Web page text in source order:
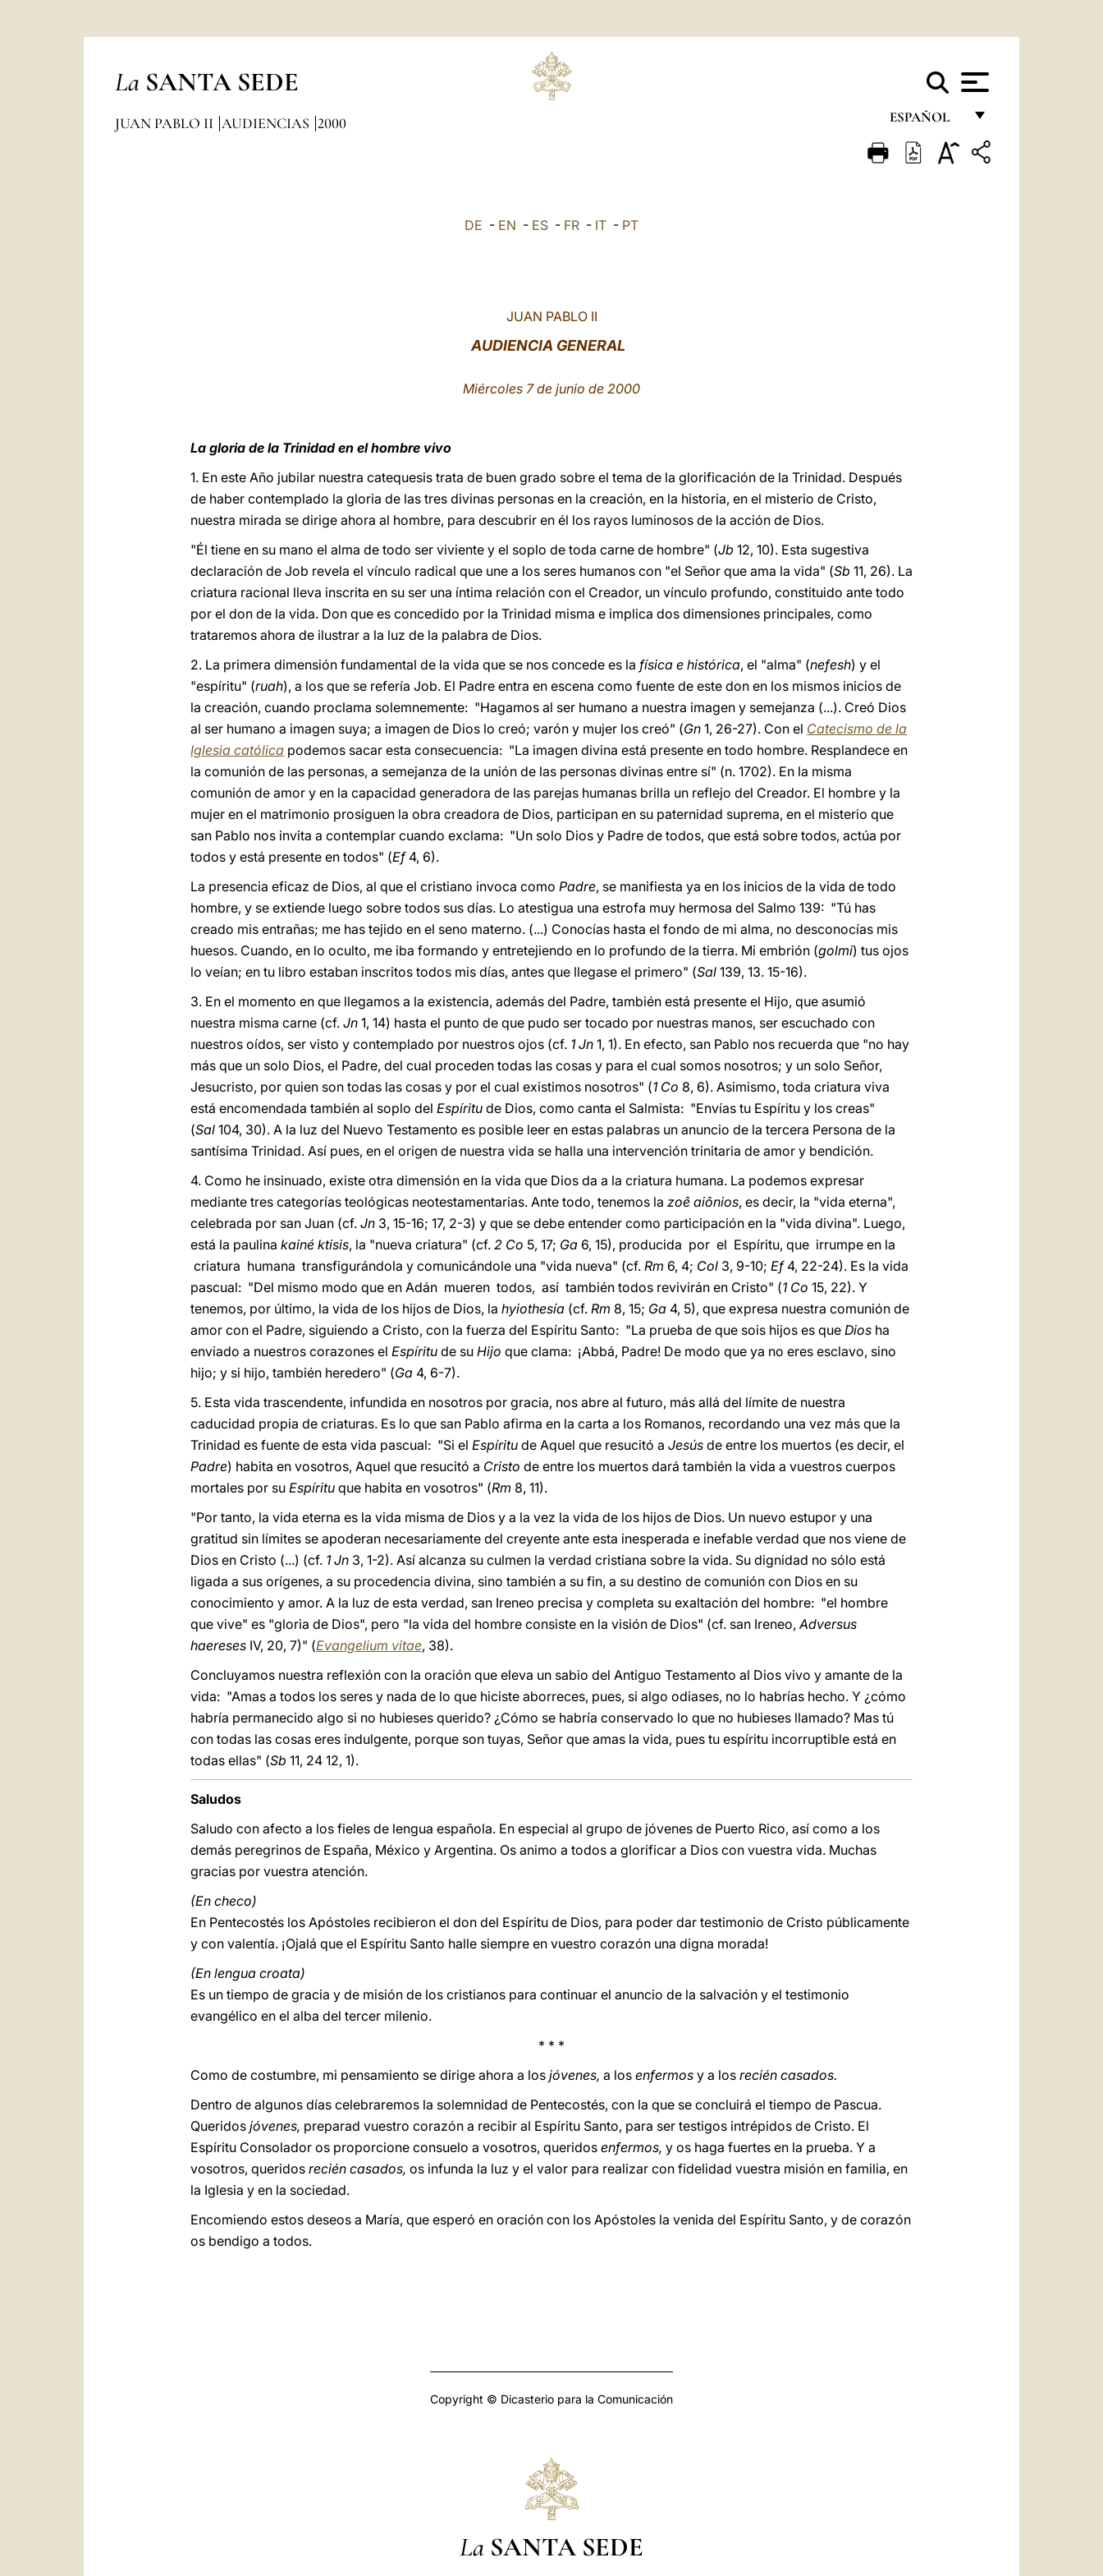
La SANTA SEDE
ESPAÑOL
FRANÇAIS
JUAN PABLO II AUDIENCIAS 2000
DE - EN - ES - FR - IT - PT
JUAN PABLO II
AUDIENCIA GENERAL
Miércoles 7 de junio de 2000
La gloria de la Trinidad en el hombre vivo
1. En este Año jubilar nuestra catequesis trata de buen grado sobre el tema de la glorificación de la Trinidad. Después
de haber contemplado la gloria de las tres divinas personas en la creación, en la historia, en el misterio de Cristo,
nuestra mirada se dirige ahora al hombre, para descubrir en él los rayos luminosos de la acción de Dios.
"Él tiene en su mano el alma de todo ser viviente y el soplo de toda carne de hombre" (Jb 12, 10). Esta sugestiva
declaración de Job revela el vínculo radical que une a los seres humanos con "el Señor que ama la vida" (Sb 11, 26). La
criatura racional lleva inscrita en su ser una íntima relación con el Creador, un vínculo profundo, constituido ante todo
por el don de la vida. Don que es concedido por la Trinidad misma e implica dos dimensiones principales, como
trataremos ahora de ilustrar a la luz de la palabra de Dios.
2. La primera dimensión fundamental de la vida que se nos concede es la física e histórica, el "alma" (nefesh) y el
"espíritu" (ruah), a los que se refería Job. El Padre entra en escena como fuente de este don en los mismos inicios de
la creación, cuando proclama solemnemente: "Hagamos al ser humano a nuestra imagen y semejanza (...). Creó Dios
al ser humano a imagen suya; a imagen de Dios lo creó; varón y mujer los creó" (Gn 1, 26-27). Con el Catecismo de la
Iglesia católica podemos sacar esta consecuencia: "La imagen divina está presente en todo hombre. Resplandece en
la comunión de las personas, a semejanza de la unión de las personas divinas entre sí" (n. 1702). En la misma
comunión de amor y en la capacidad generadora de las parejas humanas brilla un reflejo del Creador. El hombre y la
mujer en el matrimonio prosiguen la obra creadora de Dios, participan en su paternidad suprema, en el misterio que
san Pablo nos invita a contemplar cuando exclama: "Un solo Dios y Padre de todos, que está sobre todos, actúa por
todos y está presente en todos" (Ef4, 6).
La presencia eficaz de Dios, al que el cristiano invoca como Padre, se manifiesta ya en los inicios de la vida de todo
hombre, y se extiende luego sobre todos sus días. Lo atestigua una estrofa muy hermosa del Salmo 139: "Tú has
creado mis entrañas; me has tejido en el seno materno. (...) Conocías hasta el fondo de mi alma, no desconocías mis
huesos. Cuando, en lo oculto, me iba formando y entretejiendo en lo profundo de la tierra. Mi embrión (golmi) tus ojos
lo veían; en tu libro estaban inscritos todos mis días, antes que llegase el primero" (Sal 139, 13. 15-16).
3. En el momento en que llegamos a la existencia, además del Padre, también está presente el Hijo, que asumió
nuestra misma carne (cf. Jn 1, 14) hasta el punto de que pudo ser tocado por nuestras manos, ser escuchado con
nuestros oídos, ser visto y contemplado por nuestros ojos (cf. 1 Jn 1, 1). En efecto, san Pablo nos recuerda que "no hay
más que un solo Dios, el Padre, del cual proceden todas las cosas y para el cual somos nosotros; y un solo Señor,
Jesucristo, por quien son todas las cosas y por el cual existimos nosotros" (1 Co 8, 6). Asimismo, toda criatura viva
está encomendada también al soplo del Espíritu de Dios, como canta el Salmista: "Envías tu Espíritu y los creas"
(Sal 104, 30). A la luz del Nuevo Testamento es posible leer en estas palabras un anuncio de la tercera Persona de la
santísima Trinidad. Así pues, en el origen de nuestra vida se halla una intervención trinitaria de amor y bendición.
4. Como he insinuado, existe otra dimensión en la vida que Dios da a la criatura humana. La podemos expresar
mediante tres categorías teológicas neotestamentarias. Ante todo, tenemos la zoê aiônios, es decir, la "vida eterna",
celebrada por san Juan (cf. Jn 3, 15-16; 17, 2-3) y que se debe entender como participación en la "vida divina". Luego,
está la paulina kainé ktisis, la "nueva criatura" (cf. 2 Co 5, 17; Ga 6, 15), producida por el Espíritu, que irrumpe en la
criatura humana transfigurándola y comunicándole una "vida nueva" (cf. Rm 6, 4; Col 3, 9-10; Ef4, 22-24). Es la vida
pascual: "Del mismo modo que en Adán mueren todos, así también todos revivirán en Cristo" (1 Co 15, 22). Y
tenemos, por último, la vida de los hijos de Dios, la hyiothesía (cf. Rm 8, 15; Ga 4, 5), que expresa nuestra comunión de
amor con el Padre, siguiendo a Cristo, con la fuerza del Espíritu Santo: "La prueba de que sois hijos es que Dios ha
enviado a nuestros corazones el Espíritu de su Hijo que clama: ¡Abbá, Padre! De modo que ya no eres esclavo, sino
hijo; y si hijo, también heredero" (Ga 4, 6-7).
5. Esta vida trascendente, infundida en nosotros por gracia, nos abre al futuro, más allá del límite de nuestra
caducidad propia de criaturas. Es lo que san Pablo afirma en la carta a los Romanos, recordando una vez más que la
Trinidad es fuente de esta vida pascual: "Si el Espíritu de Aquel que resucitó a Jesús de entre los muertos (es decir, el
Padre) habita en vosotros, Aquel que resucitó a Cristo de entre los muertos dará también la vida a vuestros cuerpos
mortales por su Espíritu que habita en vosotros" (Rm 8, 11).
"Por tanto, la vida eterna es la vida misma de Dios y a la vez la vida de los hijos de Dios. Un nuevo estupor y una
gratitud sin límites se apoderan necesariamente del creyente ante esta inesperada e inefable verdad que nos viene de
Dios en Cristo (...) (cf. 1 Jn 3, 1-2). Así alcanza su culmen la verdad cristiana sobre la vida. Su dignidad no sólo está
ligada a sus orígenes, a su procedencia divina, sino también a su fin, a su destino de comunión con Dios en su
conocimiento y amor. A la luz de esta verdad, san Ireneo precisa y completa su exaltación del hombre: "el hombre
que vive" es "gloria de Dios", pero "la vida del hombre consiste en la visión de Dios" (cf. san Ireneo,Adversus
haereses IV, 20, 7)" (Evangelium vitae, 38).
Concluyamos nuestra reflexión con la oración que eleva un sabio del Antiguo Testamento al Dios vivo y amante de la
vida: "Amas a todos los seres y nada de lo que hiciste aborreces, pues, si algo odiases, no lo habrías hecho. Y ¿cómo
habría permanecido algo si no hubieses querido? ¿Cómo se habría conservado lo que no hubieses llamado? Mas tú
con todas las cosas eres indulgente, porque son tuyas, Señor que amas la vida, pues tu espíritu incorruptible está en
todas ellas" (Sb 11, 24 12, 1).
Saludos
Saludo con afecto a los fieles de lengua española. En especial al grupo de jóvenes de Puerto Rico, así como a los
demás peregrinos de España, México y Argentina. Os animo a todos a glorificar a Dios con vuestra vida. Muchas
gracias por vuestra atención.
(En checo)
En Pentecostés los Apóstoles recibieron el don del Espíritu de Dios, para poder dar testimonio de Cristo públicamente
y con valentía. ¡Ojalá que el Espíritu Santo halle siempre en vuestro corazón una digna morada!
(En lengua croata)
Es un tiempo de gracia y de misión de los cristianos para continuar el anuncio de la salvación y el testimonio
evangélico en el alba del tercer milenio.
* * *
Como de costumbre, mi pensamiento se dirige ahora a los jóvenes, a los enfermos y a los recién casados.
Dentro de algunos días celebraremos la solemnidad de Pentecostés, con la que se concluirá el tiempo de Pascua.
Queridos jóvenes, preparad vuestro corazón a recibir al Espíritu Santo, para ser testigos intrépidos de Cristo. El
Espíritu Consolador os proporcione consuelo a vosotros, queridos enfermos, y os haga fuertes en la prueba. Y a
vosotros, queridos recién casados, os infunda la luz y el valor para realizar con fidelidad vuestra misión en familia, en
la Iglesia y en la sociedad.
Encomiendo estos deseos a María, que esperó en oración con los Apóstoles la venida del Espíritu Santo, y de corazón
os bendigo a todos.
Copyright © Dicasterio para la Comunicación
La SANTA SEDE